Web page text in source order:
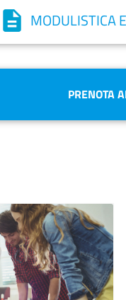
Prodotti per l'impresa
Prodotti, servizi e
e professioni
Seleziona il mestiere di
informazioni dettagliate
MODULISTICA
PRENOTA